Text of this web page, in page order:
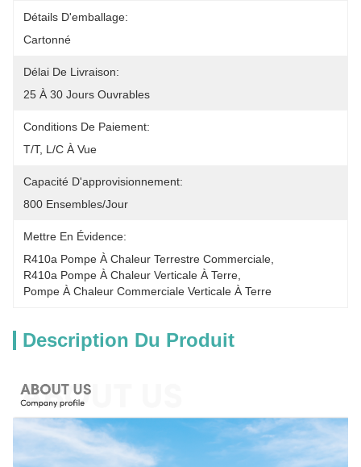
Détails D'emballage:
Cartonné
Délai De Livraison:
25 À 30 Jours Ouvrables
Conditions De Paiement:
T/T, L/C À Vue
Capacité D'approvisionnement:
800 Ensembles/jour
Mettre En Évidence:
R410a Pompe À Chaleur Terrestre Commerciale
R410a Pompe À Chaleur Verticale À Terre
Pompe À Chaleur Commerciale Verticale À Terre
Description Du Produit